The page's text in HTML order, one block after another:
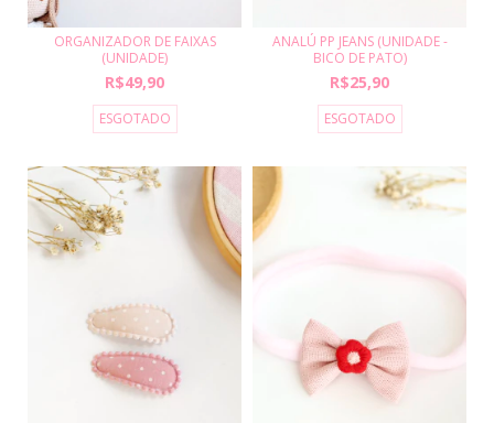
ORGANIZADOR DE FAIXAS
(UNIDADE)
R$49,90
ESGOTADO
ANALÚ PP JEANS (UNIDADE -
BICO DE PATO)
R$25,90
ESGOTADO